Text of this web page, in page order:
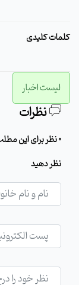
کلمات کلیدی
لیست اخبار
نظرات
0 نظر برای این مطلب وجود دارد
نظر دهید